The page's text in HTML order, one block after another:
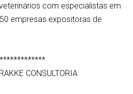
com especialistas em
empresas expositoras de
CONSULTORIA